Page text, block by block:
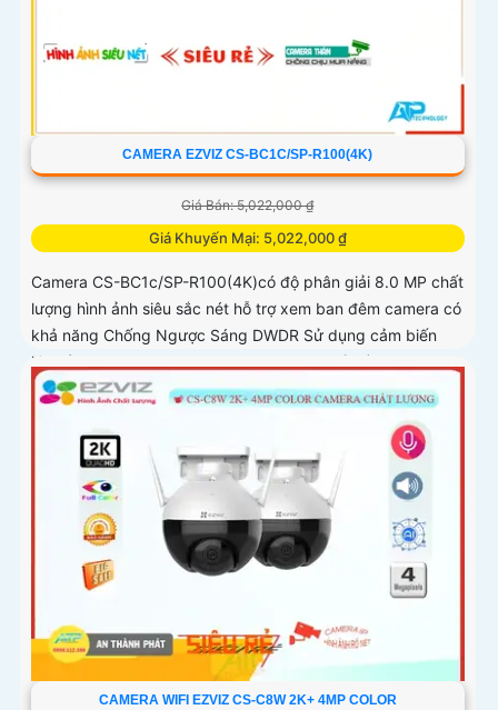
CAMERA EZVIZ CS-BC1C/SP-R100(4K)
Giá Bán: 5,022,000 ₫
Giá Khuyến Mại: 5,022,000 ₫
Camera CS-BC1c/SP-R100(4K)có độ phân giải 8.0 MP chất
lượng hình ảnh siêu sắc nét hỗ trợ xem ban đêm camera có
khả năng Chống Ngược Sáng DWDR Sử dụng cảm biến
hình ảnh CMOS camera CS-BC1c/SP-R100(4K) là một loại
camera giá rẻ với khả năng lưu trữ dữ liệu lên đến 512GB
CAMERA WIFI EZVIZ CS-C8W 2K+ 4MP COLOR